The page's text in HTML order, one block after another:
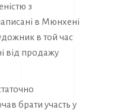
з
в Мюнхені
в той час
від продажу
брати участь у